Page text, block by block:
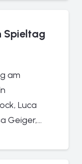
Spieltag
am
Luca
Geiger,…